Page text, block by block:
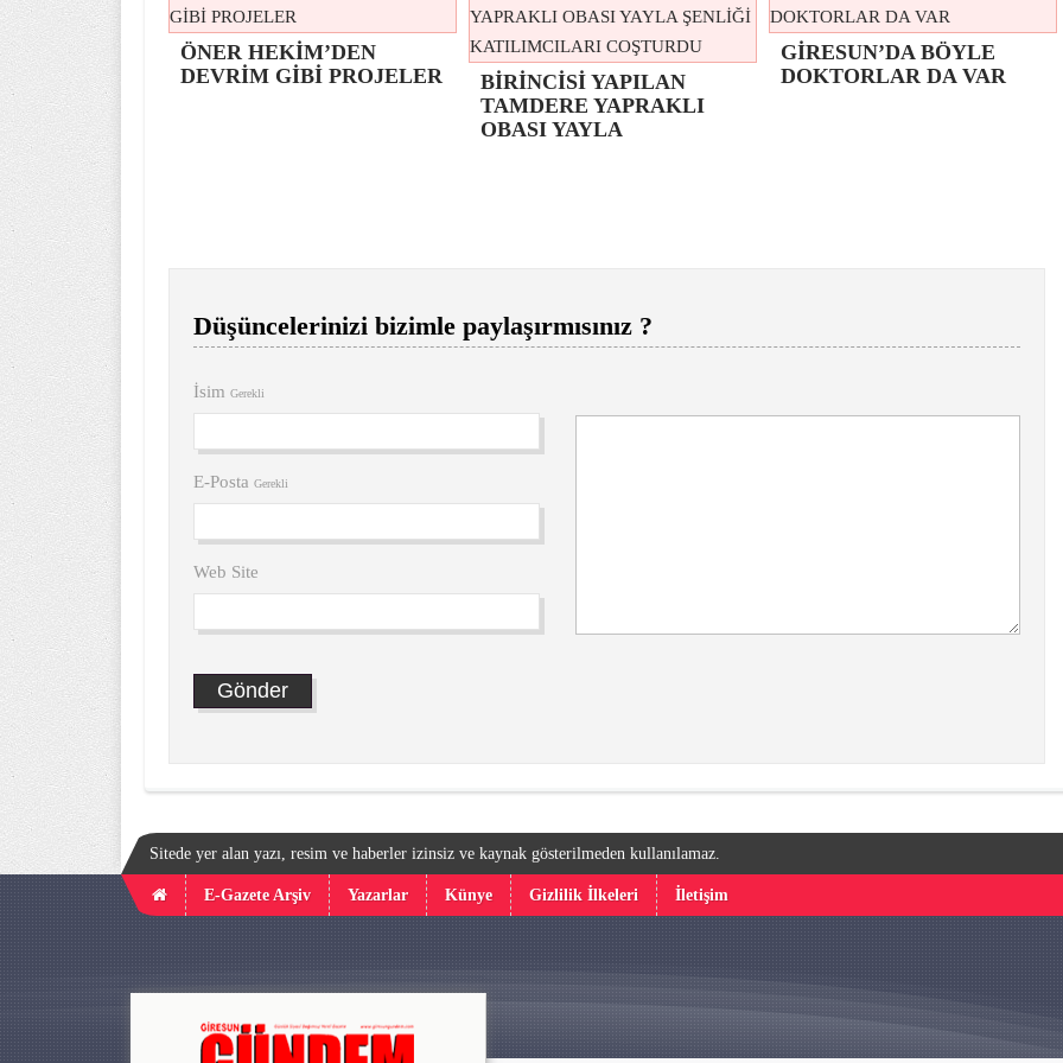
ÖNER HEKİM’DEN
DEVRİM GİBİ PROJELER
BİRİNCİSİ YAPILAN
TAMDERE YAPRAKLI
OBASI YAYLA
GİRESUN’DA BÖYLE
DOKTORLAR DA VAR
Düşüncelerinizi bizimle paylaşırmısınız ?
İsim Gerekli
E-Posta Gerekli
Web Site
Sitede yer alan yazı, resim ve haberler izinsiz ve kaynak gösterilmeden kullanılamaz.
E-Gazete Arşiv Yazarlar Künye Gizlilik İlkeleri İletişim